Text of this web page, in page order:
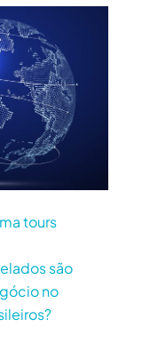
tours
são
no